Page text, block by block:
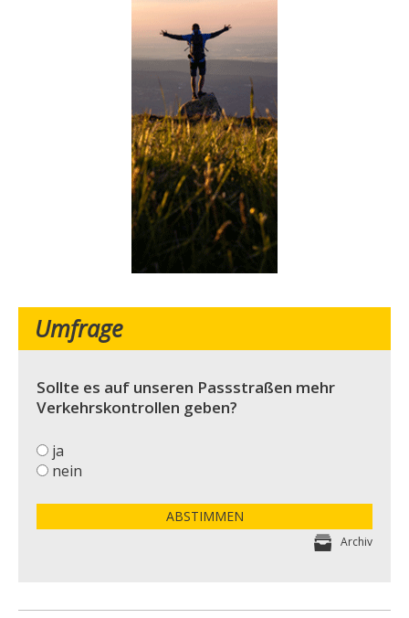
Umfrage
Sollte es auf unseren Passstraßen mehr
Verkehrskontrollen geben?
ja
nein
ABSTIMMEN
Archiv